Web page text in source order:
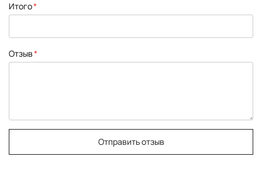
Итого
Отзыв
Отправить отзыв